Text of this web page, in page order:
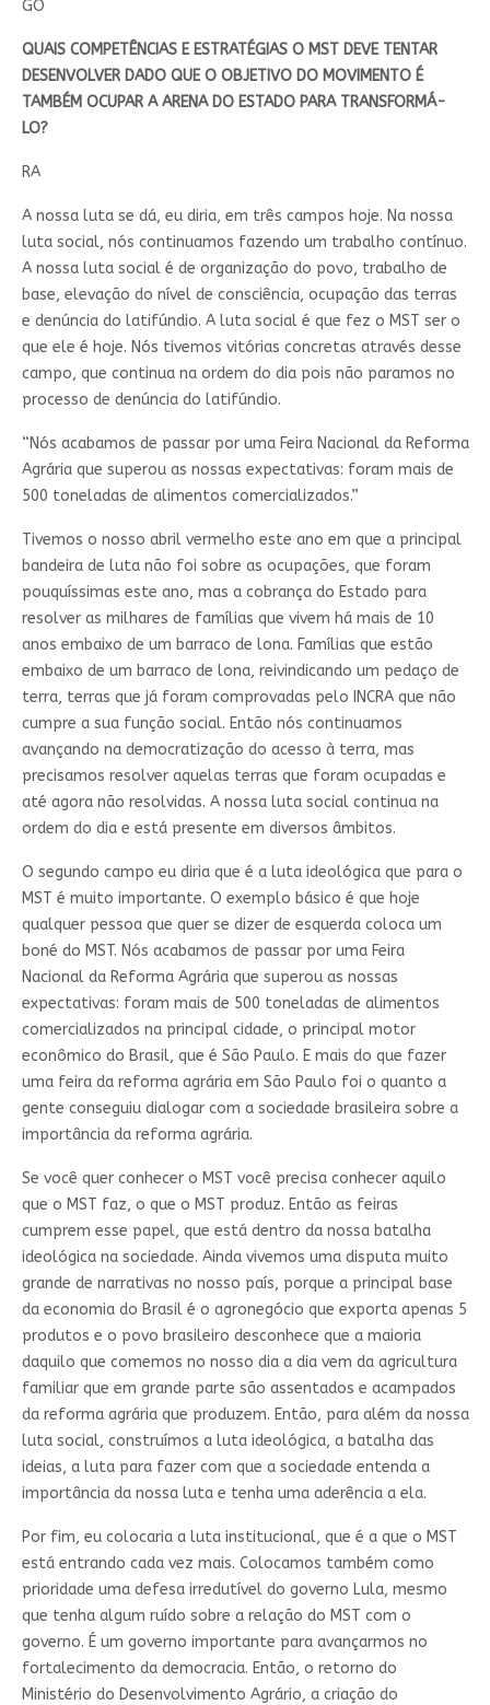
GO
QUAIS COMPETÊNCIAS E ESTRATÉGIAS O MST DEVE TENTAR
DESENVOLVER DADO QUE O OBJETIVO DO MOVIMENTO É
TAMBÉM OCUPAR A ARENA DO ESTADO PARA TRANSFORMÁ-
LO?
RA
A nossa luta se dá, eu diria, em três campos hoje. Na nossa
luta social, nós continuamos fazendo um trabalho contínuo.
A nossa luta social é de organização do povo, trabalho de
base, elevação do nível de consciência, ocupação das terras
e denúncia do latifúndio. A luta social é que fez o MST ser o
que ele é hoje. Nós tivemos vitórias concretas através desse
campo, que continua na ordem do dia pois não paramos no
processo de denúncia do latifúndio.
“Nós acabamos de passar por uma Feira Nacional da Reforma
Agrária que superou as nossas expectativas: foram mais de
500 toneladas de alimentos comercializados.”
Tivemos o nosso abril vermelho este ano em que a principal
bandeira de luta não foi sobre as ocupações, que foram
pouquíssimas este ano, mas a cobrança do Estado para
resolver as milhares de famílias que vivem há mais de 10
anos embaixo de um barraco de lona. Famílias que estão
embaixo de um barraco de lona, reivindicando um pedaço de
terra, terras que já foram comprovadas pelo INCRA que não
cumpre a sua função social. Então nós continuamos
avançando na democratização do acesso à terra, mas
precisamos resolver aquelas terras que foram ocupadas e
até agora não resolvidas. A nossa luta social continua na
ordem do dia e está presente em diversos âmbitos.
O segundo campo eu diria que é a luta ideológica que para o
MST é muito importante. O exemplo básico é que hoje
qualquer pessoa que quer se dizer de esquerda coloca um
boné do MST. Nós acabamos de passar por uma Feira
Nacional da Reforma Agrária que superou as nossas
expectativas: foram mais de 500 toneladas de alimentos
comercializados na principal cidade, o principal motor
econômico do Brasil, que é São Paulo. E mais do que fazer
uma feira da reforma agrária em São Paulo foi o quanto a
gente conseguiu dialogar com a sociedade brasileira sobre a
importância da reforma agrária.
Se você quer conhecer o MST você precisa conhecer aquilo
que o MST faz, o que o MST produz. Então as feiras
cumprem esse papel, que está dentro da nossa batalha
ideológica na sociedade. Ainda vivemos uma disputa muito
grande de narrativas no nosso país, porque a principal base
da economia do Brasil é o agronegócio que exporta apenas 5
produtos e o povo brasileiro desconhece que a maioria
daquilo que comemos no nosso dia a dia vem da agricultura
familiar que em grande parte são assentados e acampados
da reforma agrária que produzem. Então, para além da nossa
luta social, construímos a luta ideológica, a batalha das
ideias, a luta para fazer com que a sociedade entenda a
importância da nossa luta e tenha uma aderência a ela.
Por fim, eu colocaria a luta institucional, que é a que o MST
está entrando cada vez mais. Colocamos também como
prioridade uma defesa irredutível do governo Lula, mesmo
que tenha algum ruído sobre a relação do MST com o
governo. É um governo importante para avançarmos no
fortalecimento da democracia. Então, o retorno do
Ministério do Desenvolvimento Agrário, a criação do